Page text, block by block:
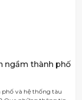
ngầm thành phố
và hệ thống tàu